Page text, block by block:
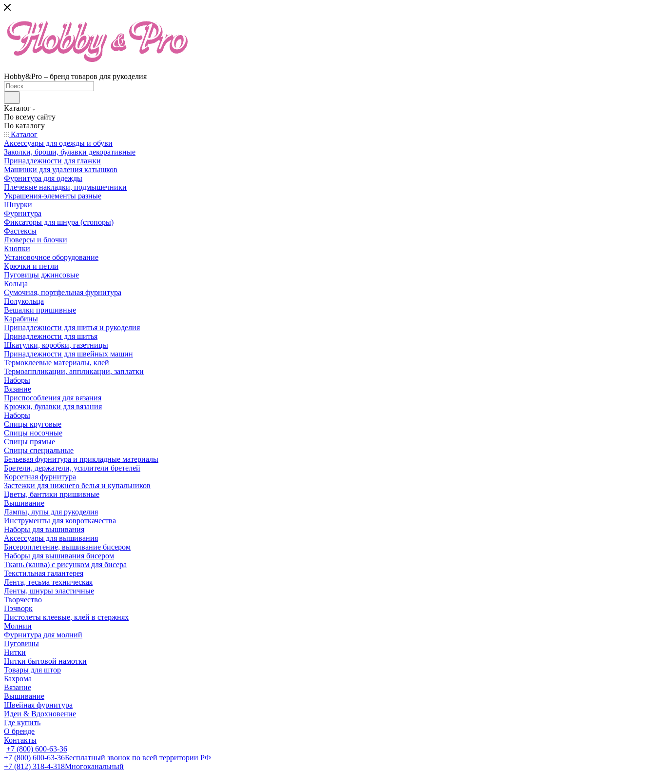
Hobby&Pro – бренд товаров для рукоделия
Каталог
По всему сайту
По каталогу
Каталог
Аксессуары для одежды и обуви
Заколки, броши, булавки декоративные
Принадлежности для глажки
Машинки для удаления катышков
Фурнитура для одежды
Плечевые накладки, подмышечники
Украшения-элементы разные
Шнурки
Фурнитура
Фиксаторы для шнура (стопоры)
Фастексы
Люверсы и блочки
Кнопки
Установочное оборудование
Крючки и петли
Пуговицы джинсовые
Кольца
Сумочная, портфельная фурнитура
Полукольца
Вешалки пришивные
Карабины
Принадлежности для шитья и рукоделия
Принадлежности для шитья
Шкатулки, коробки, газетницы
Принадлежности для швейных машин
Термоклеевые материалы, клей
Термоаппликации, аппликации, заплатки
Наборы
Вязание
Приспособления для вязания
Крючки, булавки для вязания
Наборы
Спицы круговые
Спицы носочные
Спицы прямые
Спицы специальные
Бельевая фурнитура и прикладные материалы
Бретели, держатели, усилители бретелей
Корсетная фурнитура
Застежки для нижнего белья и купальников
Цветы, бантики пришивные
Вышивание
Лампы, лупы для рукоделия
Инструменты для ковроткачества
Наборы для вышивания
Аксессуары для вышивания
Бисероплетение, вышивание бисером
Наборы для вышивания бисером
Ткань (канва) с рисунком для бисера
Текстильная галантерея
Лента, тесьма техническая
Ленты, шнуры эластичные
Творчество
Пэчворк
Пистолеты клеевые, клей в стержнях
Молнии
Фурнитура для молний
Пуговицы
Нитки
Нитки бытовой намотки
Товары для штор
Бахрома
Вязание
Вышивание
Швейная фурнитура
Идеи & Вдохновение
Где купить
О бренде
Контакты
+7 (800) 600-63-36
+7 (800) 600-63-36Бесплатный звонок по всей территории РФ
+7 (812) 318-4-318Многоканальный